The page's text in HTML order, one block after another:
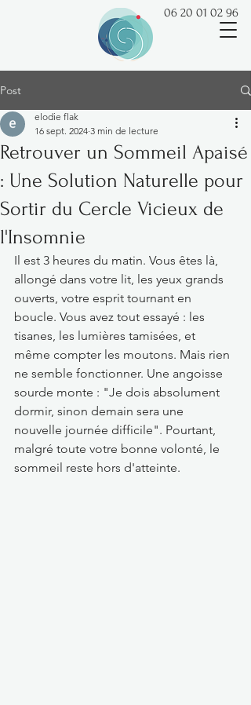
06 20 01 02 96
Post
Retrouver un Sommeil Apaisé
: Une Solution Naturelle pour
Sortir du Cercle Vicieux de
l'Insomnie
elodie flak
16 sept. 2024 3 min de lecture
Il est 3 heures du matin. Vous êtes là,
allongé dans votre lit, les yeux grands
ouverts, votre esprit tournant en
boucle. Vous avez tout essayé : les
tisanes, les lumières tamisées, et
même compter les moutons. Mais rien
ne semble fonctionner. Une angoisse
sourde monte : "Je dois absolument
dormir, sinon demain sera une
nouvelle journée difficile". Pourtant,
malgré toute votre bonne volonté, le
sommeil reste hors d'atteinte.